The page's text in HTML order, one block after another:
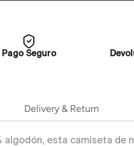
Pago Seguro
Delivery & Return
algodón, esta camiseta de